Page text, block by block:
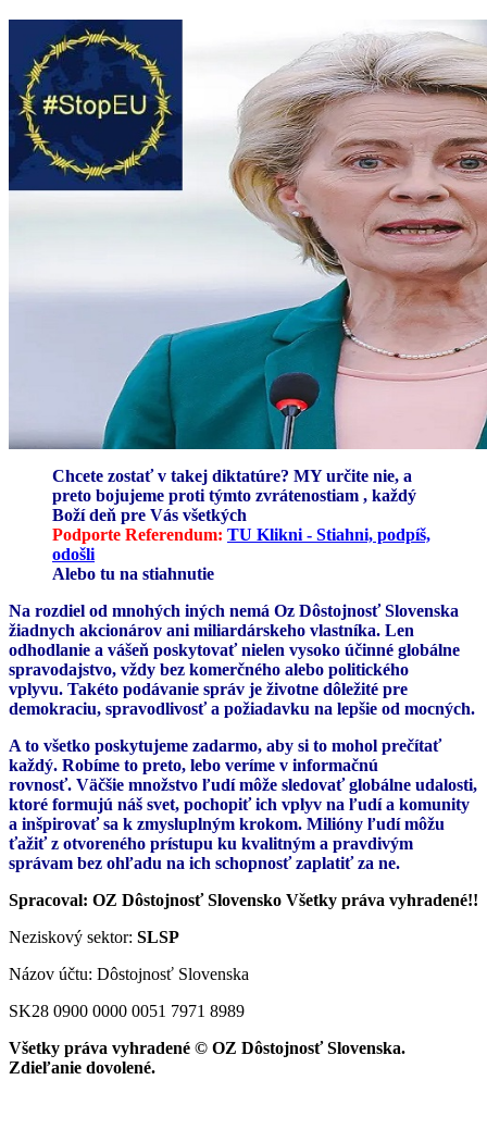
Chcete zostať v takej diktatúre? MY určite nie, a
preto bojujeme proti týmto zvrátenostiam , každý
Boží deň pre Vás všetkých
Podporte Referendum: TU Klikni - Stiahni, podpíš,
odošli
Alebo tu na stiahnutie
Na rozdiel od mnohých iných nemá Oz Dôstojnosť Slovenska
žiadnych akcionárov ani miliardárskeho vlastníka. Len
odhodlanie a vášeň poskytovať nielen vysoko účinné globálne
spravodajstvo, vždy bez komerčného alebo politického
vplyvu. Takéto podávanie správ je životne dôležité pre
demokraciu, spravodlivosť a požiadavku na lepšie od mocných.
A to všetko poskytujeme zadarmo, aby si to mohol prečítať
každý. Robíme to preto, lebo veríme v informačnú
rovnosť. Väčšie množstvo ľudí môže sledovať globálne udalosti,
ktoré formujú náš svet, pochopiť ich vplyv na ľudí a komunity
a inšpirovať sa k zmysluplným krokom. Milióny ľudí môžu
ťažiť z otvoreného prístupu ku kvalitným a pravdivým
správam bez ohľadu na ich schopnosť zaplatiť za ne.
Spracoval: OZ Dôstojnosť Slovensko Všetky práva vyhradené!!
Neziskový sektor: SLSP
Názov účtu: Dôstojnosť Slovenska
SK28 0900 0000 0051 7971 8989
Všetky práva vyhradené © OZ Dôstojnosť Slovenska.
Zdieľanie dovolené.